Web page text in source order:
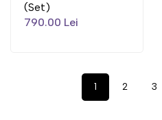
(Set)
790.00 Lei
1 2 3